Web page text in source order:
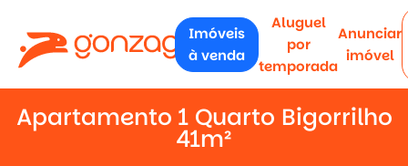
Imóveis
à venda
Aluguel
por
temporada
Anunciar
imóvel
Apartamento 1 Quarto Bigorrilho
41m²